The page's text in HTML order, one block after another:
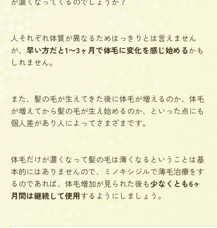
人それぞれ体質が異なるためはっきりとは言えません
が、 早い方だと1〜3ヶ月で体毛に変化を感じ始めるかも
しれません。
また、髪の毛が生えてきた後に体毛が増えるのか、体毛
が増えてから髪の毛が生え始めるのか、といった点にも
個人差があり人によってさまざまです。
体毛だけが濃くなって髪の毛は薄くなるということは基
本的にはありませんので、ミノキシジルで薄毛治療をす
るのであれば、体毛増加が見られた後も少なくとも6ヶ
月間は継続して使用するようにしましょう。